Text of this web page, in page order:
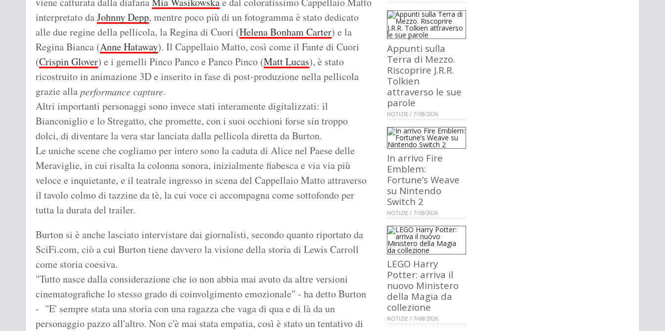
interpretato daJohnny Depp, mentre poco più di un fotogramma è stato dedicato
alle due regine della pellicola, la Regina di Cuori (Helena Bonham Carter) e la
Regina Bianca (Anne Hataway). Il Cappellaio Matto, così come il Fante di Cuori
(Crispin Glover) e i gemelli Pinco Panco e Panco Pinco (Matt Lucas), è stato
ricostruito in animazione 3D e inserito in fase di post-produzione nella pellicola
grazie allaperformance capture.
Altri importanti personaggi sono invece stati interamente digitalizzati: il
Bianconiglio e lo Stregatto, che promette, con i suoi occhioni forse sin troppo
dolci, di diventare la vera star lanciata dalla pellicola diretta da Burton.
Le uniche scene che cogliamo per intero sono la caduta di Alice nel Paese delle
Meraviglie, in cui risalta la colonna sonora, inizialmente fiabesca e via via più
veloce e inquietante, e il teatrale ingresso in scena del Cappellaio Matto attraverso
il tavolo colmo di tazzine da tè, la cui voce ci accompagna come sottofondo per
tutta la durata del trailer.
Burton si è anche lasciato intervistare dai giornalisti, secondo quanto riportato da
SciFi.com, ciò a cui Burton tiene davvero la visione della storia di Lewis Carroll
come storia coesiva.
"Tutto nasce dalla considerazione che io non abbia mai avuto da altre versioni
cinematografiche lo stesso grado di coinvolgimento emozionale" - ha detto Burton
- "E' sempre stata una storia con una ragazza che vaga di qua e di là da un
personaggio pazzo all'altro. Non c'è mai stata empatia, così è stato un tentativo di
Appunti sulla
Terra di Mezzo.
Riscoprire J.R.R.
Tolkien
attraverso le sue
parole
NOTIZIE / 7/08/2026
In arrivo Fire
Emblem:
Fortune’s Weave
su Nintendo
Switch 2
NOTIZIE / 7/08/2026
LEGO Harry
Potter: arriva il
nuovo Ministero
della Magia da
collezione
NOTIZIE / 7/08/2026